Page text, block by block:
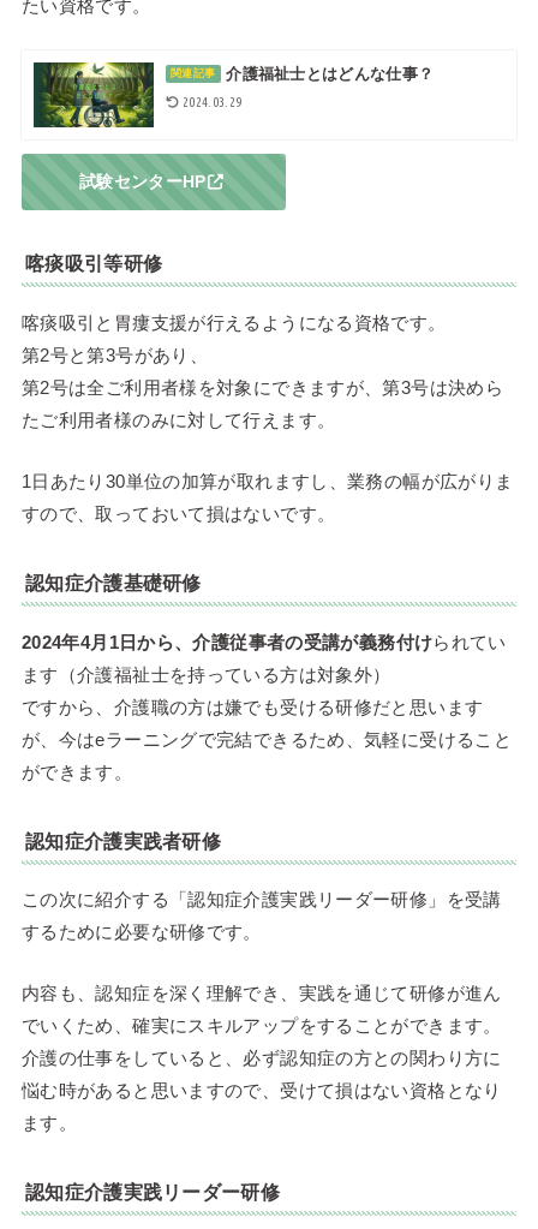
たい資格です。
関連記事 介護福祉士とはどんな仕事？
2024.03.29
試験センターHP
喀痰吸引等研修
喀痰吸引と胃瘻支援が行えるようになる資格です。
第2号と第3号があり、
第2号は全ご利用者様を対象にできますが、第3号は決めら
たご利用者様のみに対して行えます。
1日あたり30単位の加算が取れますし、業務の幅が広がりま
すので、取っておいて損はないです。
認知症介護基礎研修
2024年4月1日から、介護従事者の受講が義務付けられてい
ます（介護福祉士を持っている方は対象外）
ですから、介護職の方は嫌でも受ける研修だと思います
が、今はeラーニングで完結できるため、気軽に受けること
ができます。
認知症介護実践者研修
この次に紹介する「認知症介護実践リーダー研修」を受講
するために必要な研修です。
内容も、認知症を深く理解でき、実践を通じて研修が進ん
でいくため、確実にスキルアップをすることができます。
介護の仕事をしていると、必ず認知症の方との関わり方に
悩む時があると思いますので、受けて損はない資格となり
ます。
認知症介護実践リーダー研修